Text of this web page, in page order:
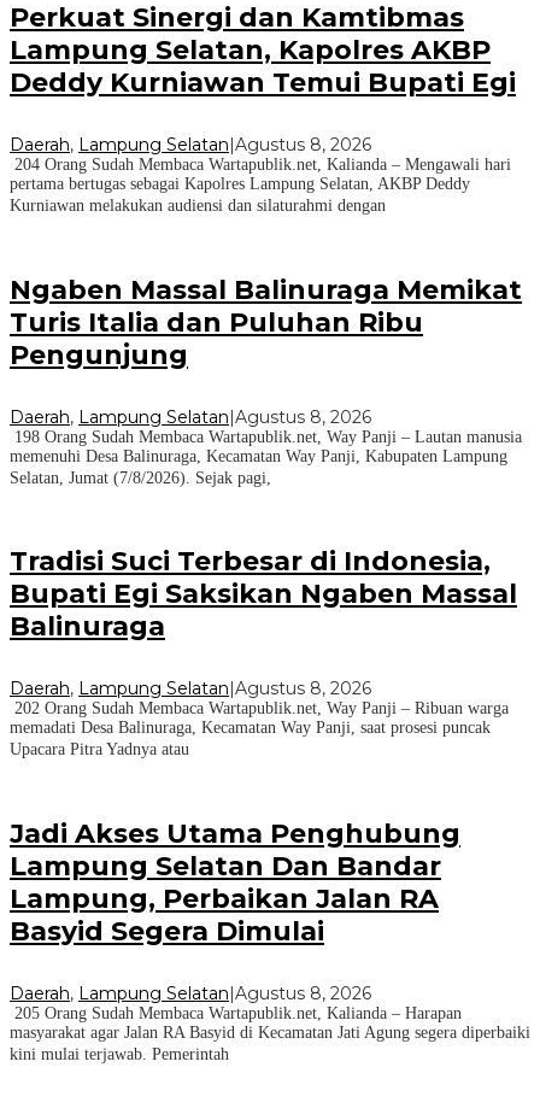
Perkuat Sinergi dan Kamtibmas
Lampung Selatan, Kapolres AKBP
Deddy Kurniawan Temui Bupati Egi
Daerah, Lampung Selatan Agustus 8, 2026
204 Orang Sudah Membaca Wartapublik.net, Kalianda – Mengawali hari
pertama bertugas sebagai Kapolres Lampung Selatan, AKBP Deddy
Kurniawan melakukan audiensi dan silaturahmi dengan
Ngaben Massal Balinuraga Memikat
Turis Italia dan Puluhan Ribu
Pengunjung
Daerah, Lampung Selatan|Agustus 8, 2026
198 Orang Sudah Membaca Wartapublik.net, Way Panji – Lautan manusia
memenuhi Desa Balinuraga, Kecamatan Way Panji, Kabupaten Lampung
Selatan, Jumat (7/8/2026). Sejak pagi,
Tradisi Suci Terbesar di Indonesia,
Bupati Egi Saksikan Ngaben Massal
Balinuraga
Daerah, Lampung Selatan Agustus 8, 2026
202 Orang Sudah Membaca Wartapublik.net, Way Panji – Ribuan warga
memadati Desa Balinuraga, Kecamatan Way Panji, saat prosesi puncak
Upacara Pitra Yadnya atau
Jadi Akses Utama Penghubung
Lampung Selatan Dan Bandar
Lampung, Perbaikan Jalan RA
Basyid Segera Dimulai
Daerah, Lampung Selatan|Agustus 8, 2026
205 Orang Sudah Membaca Wartapublik.net, Kalianda – Harapan
masyarakat agar Jalan RA Basyid di Kecamatan Jati Agung segera diperbaiki
kini mulai terjawab. Pemerintah